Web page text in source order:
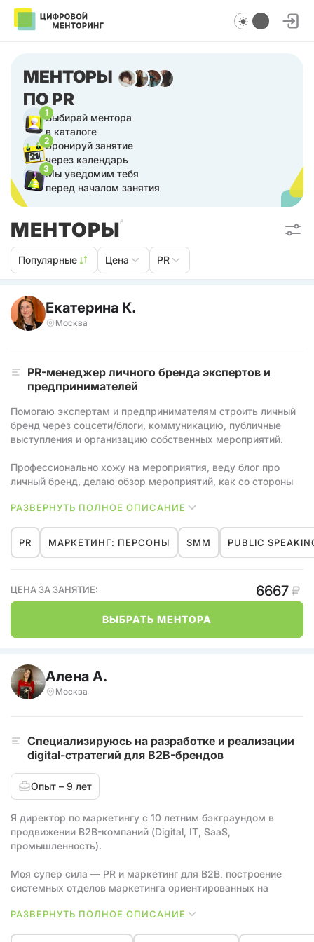
МЕНТОРЫ
ПО PR
1Выбирай ментора
в каталоге
2Бронируй занятие
через календарь
3Мы уведомим тебя
перед началом занятия
МЕНТОРЫ6
Популярные Цена PR
Екатерина К.
Москва
PR-менеджер личного бренда экспертов и
предпринимателей
Помогаю экспертам и предпринимателям строить личный
бренд через соцсети/блоги, коммуникацию, публичные
выступления и организацию собственных мероприятий.
Профессионально хожу на мероприятия, веду блог про
личный бренд, делаю обзор мероприятий, как со стороны
Выступаю спикером онлайн и офлайн по теме Нетворкинг.
РАЗВЕРНУТЬ ПОЛНОЕ ОПИСАНИЕ
PR МАРКЕТИНГ: ПЕРСОНЫ SMM PUBLIC
ЦЕНА ЗА ЗАНЯТИЕ: 6667
ВЫБРАТЬ МЕНТОРА
Алена А.
Москва
Cпециализируюсь на разработке и реализации
digital-стратегий для B2B-брендов
Опыт – 9 лет
Я директор по маркетингу с 10 летним бэкграундом в
продвижении B2B-компаний (Digital, IT, SaaS,
промышленность).
Моя супер сила — PR и маркетинг для B2B, построение
системных отделов маркетинга ориентированных на
РАЗВЕРНУТЬ ПОЛНОЕ ОПИСАНИЕ